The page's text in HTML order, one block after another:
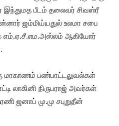
இந்துமத பீடம் தலைவர் சிவஸ்ரீ
ஜம்மிய்யதுல் உலமா சபை
ஆகியோர்
மாகாணம் பண்பாட்டலுவல்கள்
லாகினி நிருபராஜ் அவர்கள்
ஜனாப் மு.மு சபுறுதீன்